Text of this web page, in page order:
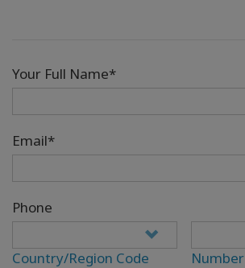
Your Full Name*
Email*
Phone
Country/Region Code
Number